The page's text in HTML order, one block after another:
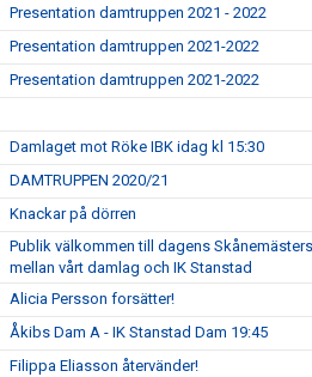
Presentation damtruppen 2021 - 2022
Presentation damtruppen 2021-2022
Presentation damtruppen 2021-2022
Damlaget mot Röke IBK idag kl 15:30
DAMTRUPPEN 2020/21
Knackar på dörren
Publik välkommen till dagens
mellan vårt damlag och IK Stanstad
Alicia Persson forsätter!
Åkibs Dam A - IK Stanstad Dam 19:45
Filippa Eliasson återvänder!